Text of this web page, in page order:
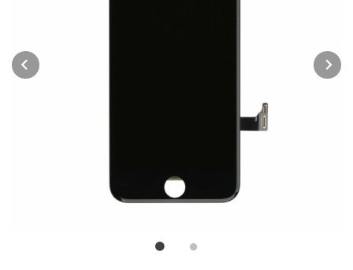
Prev